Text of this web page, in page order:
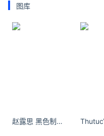
图库
赵露思 黑色制服西装 美腿 沙发 全面屏美女手机壁纸